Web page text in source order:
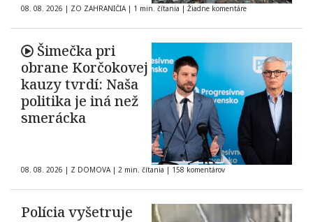
08. 08. 2026 | ZO ZAHRANIČIA | 1 min. čítania | Žiadne komentáre
Šimečka pri
obrane Korčokovej
kauzy tvrdí: Naša
politika je iná než
smerácka
08. 08. 2026 | Z DOMOVA | 2 min. čítania | 158 komentárov
Polícia vyšetruje